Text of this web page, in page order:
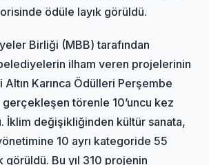
ödüle layık görüldü.
Birliği (MBB) tarafından
ilham veren projelerinin
Karınca Ödülleri Perşembe
gerçekleşen törenle 10’uncu kez
İklim değişikliğinden kültür sanata,
10 ayrı kategoride 55
görüldü. Bu yıl 310 projenin